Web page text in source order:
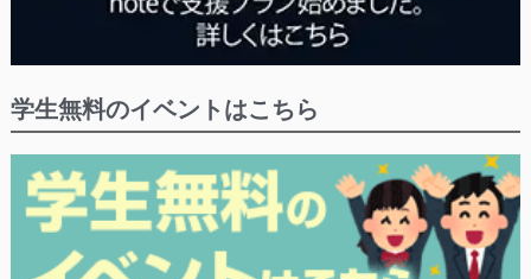
学生無料のイベントはこちら